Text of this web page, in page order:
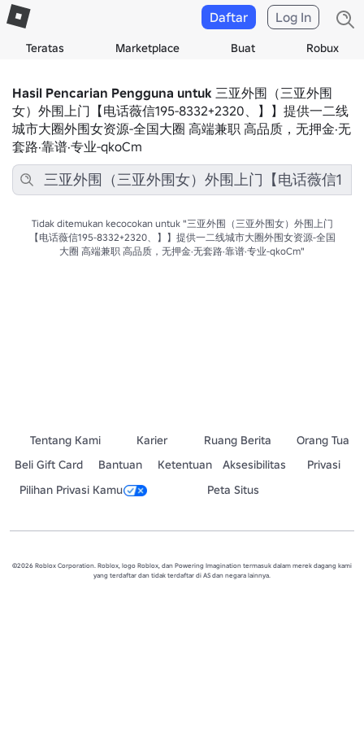
Teratas Marketplace Buat Robux
Daftar Log In
Hasil Pencarian Pengguna untuk 三亚外围（三亚外围
女）外围上门【电话薇信195-8332+2320、】】提供一二线
城市大圈外围女资源-全国大圈 高端兼职 高品质，无押金·无
套路·靠谱·专业-qkoCm
Tidak ditemukan kecocokan untuk "三亚外围（三亚外围女）外围上门
【电话薇信195-8332+2320、】】提供一二线城市大圈外围女资源-全国
大圈 高端兼职 高品质，无押金·无套路·靠谱·专业-qkoCm"
Tentang Kami Karier Ruang Berita
Orang Tua
Beli Gift Card
Bantuan Ketentuan Aksesibilitas
Privasi
Pilihan Privasi Kamu
Peta Situs
©2026 Roblox Corporation. Roblox, logo Roblox, dan Powering Imagination termasuk dalam merek dagang kami
yang terdaftar dan tidak terdaftar di AS dan negara lainnya.